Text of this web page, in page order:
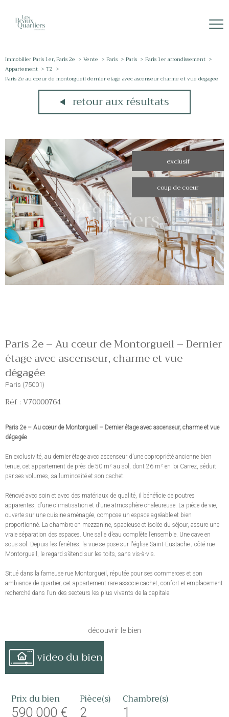
Immobilier Paris 1er, Paris 2e Vente Paris Paris
Paris 1er arrondissement
Appartement
T2
Paris 2e au coeur de montorgueil dernier etage avec ascenseur charme et vue degagee
retour aux résultats
exclusif
coup de coeur
Paris 2e – Au cœur de Montorgueil – Dernier
étage avec ascenseur, charme et vue
dégagée
Paris (75001)
Réf : V70000764
Paris 2e – Au cœur de Montorgueil – Dernier étage avec ascenseur, charme et vue
dégagée
En exclusivité, au dernier étage avec ascenseur d’une copropriété ancienne bien
tenue, cet appartement de près de 50 m² au sol, dont 26 m² en loi Carrez, séduit
par ses volumes, sa luminosité et son cachet.
Rénové avec soin et avec des matériaux de qualité, il bénéficie de poutres
apparentes, d’une climatisation et d’une atmosphère chaleureuse. La pièce de vie,
ouverte sur une cuisine aménagée, compose un espace agréable et bien
proportionné. La chambre en mezzanine, spacieuse et isolée du séjour, assure une
vraie séparation des espaces. Une salle d’eau complète l’ensemble. Une cave en
sous-sol. Depuis les fenêtres, la vue se pose sur l'église Saint-Eustache ; côté rue
Montorgueil, le regard s’étend sur les toits, sans vis-à-vis.
Situé dans la fameuse rue Montorgueil, réputée pour ses commerces et son
ambiance de quartier, cet appartement rare associe cachet, confort et emplacement
recherché dans l’un des secteurs les plus vivants de la capitale.
découvrir le bien
video du bien
Prix du bien
590 000 €
Pièce(s)
2
Chambre(s)
1